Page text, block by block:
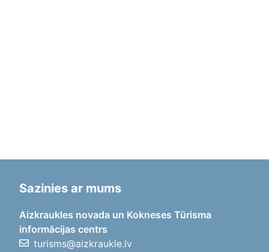
Sazinies ar mums
Aizkraukles novada un Kokneses Tūrisma
informācijas centrs
turisms@aizkraukle.lv